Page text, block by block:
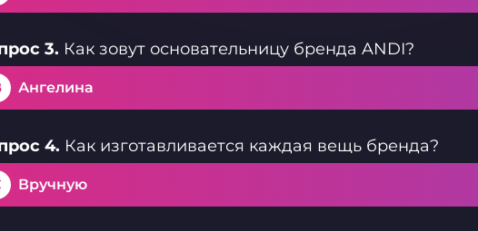
3. Как зовут основательницу бренда ANDI?
Ангелина
4. Как изготавливается каждая вещь бренда?
Вручную